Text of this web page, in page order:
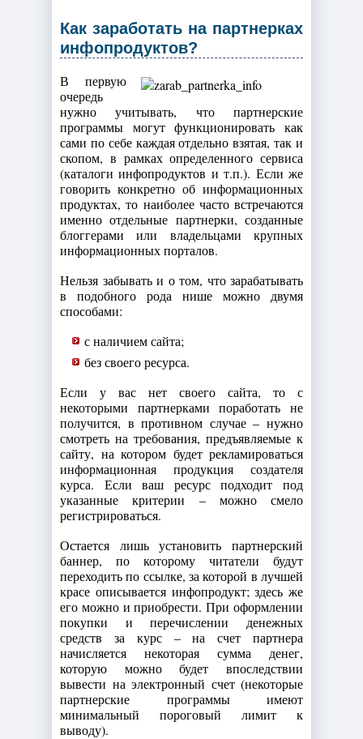
Как заработать на партнерках
инфопродуктов?
В первую
очередь
нужно учитывать, что партнерские
программы могут функционировать как
сами по себе каждая отдельно взятая, так и
скопом, в рамках определенного сервиса
(каталоги инфопродуктов и т.п.). Если же
говорить конкретно об информационных
продуктах, то наиболее часто встречаются
именно отдельные партнерки, созданные
блоггерами или владельцами крупных
информационных порталов.
Нельзя забывать и о том, что зарабатывать
в подобного рода нише можно двумя
способами:
с наличием сайта;
без своего ресурса.
Если у вас нет своего сайта, то с
некоторыми партнерками поработать не
получится, в противном случае – нужно
смотреть на требования, предъявляемые к
сайту, на котором будет рекламироваться
информационная продукция создателя
курса. Если ваш ресурс подходит под
указанные критерии – можно смело
регистрироваться.
Остается лишь установить партнерский
баннер, по которому читатели будут
переходить по ссылке, за которой в лучшей
красе описывается инфопродукт; здесь же
его можно и приобрести. При оформлении
покупки и перечислении денежных
средств за курс – на счет партнера
начисляется некоторая сумма денег,
которую можно будет впоследствии
вывести на электронный счет (некоторые
партнерские программы имеют
минимальный пороговый лимит к
выводу).